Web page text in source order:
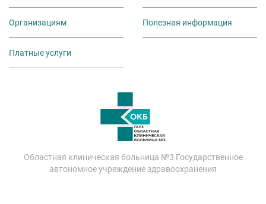
Организациям Полезная информация
Платные услуги
Областная клиническая больница №3 Государственное
автономное учреждение здравоохранения